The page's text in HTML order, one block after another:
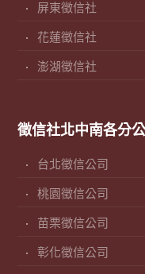
屏東徵信社
花蓮徵信社
澎湖徵信社
徵信社北中南各分
台北徵信公司
桃園徵信公司
苗栗徵信公司
彰化徵信公司